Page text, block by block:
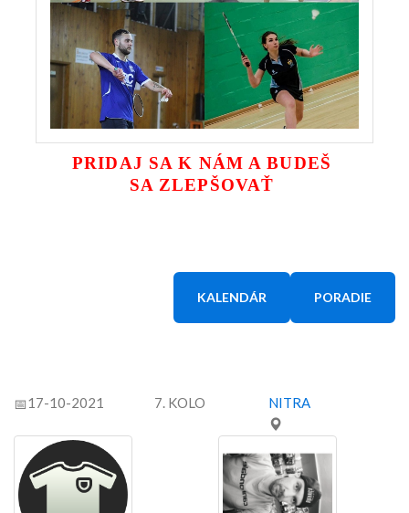
PRIDAJ SA K NÁM A BUDEŠ
SA ZLEPŠOVAŤ
KALENDÁR PORADIE
17-10-2021 7. KOLO NITRA